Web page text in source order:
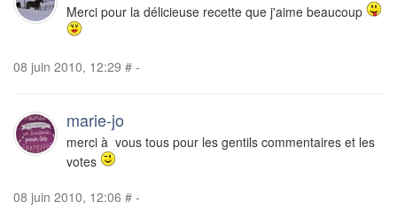
Merci pour la délicieuse recette que j'aime beaucoup
08 juin 2010, 12:29 # -
marie-jo
merci à vous tous pour les gentils commentaires et les
votes
08 juin 2010, 12:06 # -